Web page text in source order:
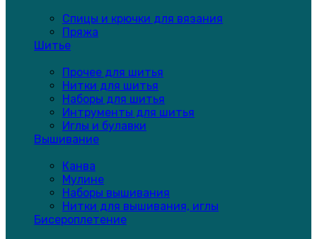
Спицы и крючки для вязания
Пряжа
Шитье
Прочее для шитья
Нитки для шитья
Наборы для шитья
Интрументы для шитья
Иглы и булавки
Вышивание
Канва
Мулине
Наборы вышивания
Нитки для вышивания, иглы
Бисероплетение